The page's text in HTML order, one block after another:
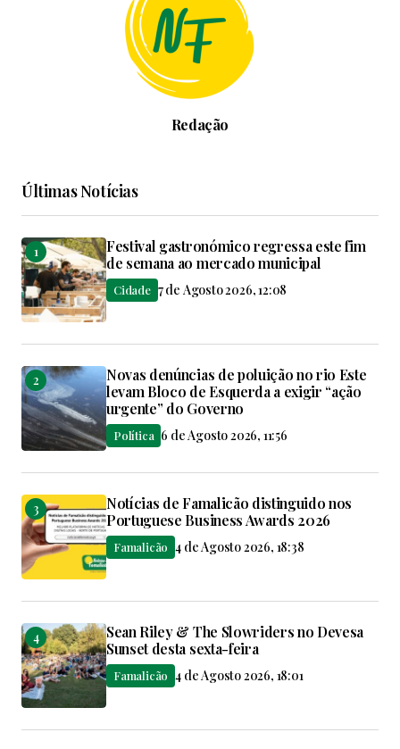
Redação
Últimas Notícias
Festival gastronómico regressa este fim
de semana ao mercado municipal
Cidade 7 de Agosto 2026, 12:08
Novas denúncias de poluição no rio Este
levam Bloco de Esquerda a exigir “ação
urgente” do Governo
Política 6 de Agosto 2026, 11:56
Notícias de Famalicão distinguido nos
Portuguese Business Awards 2026
Famalicão 4 de Agosto 2026, 18:38
Sean Riley & The Slowriders no Devesa
Sunset desta sexta-feira
Famalicão 4 de Agosto 2026, 18:01